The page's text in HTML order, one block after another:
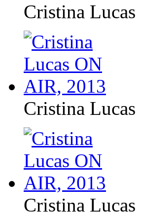
Cristina Lucas
Cristina Lucas
Cristina Lucas